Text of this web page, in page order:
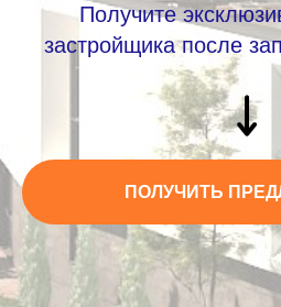
Получите
застройщика после
ПОЛУЧИТЬ